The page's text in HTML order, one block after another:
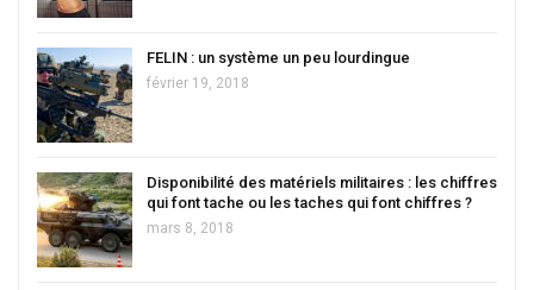
FELIN : un système un peu lourdingue
février 19, 2018
Disponibilité des matériels militaires : les chiffres
qui font tache ou les taches qui font chiffres ?
mars 8, 2018